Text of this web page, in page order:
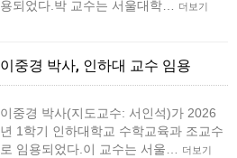
용되었다.박 교수는 서울대학…
더보기
이중경 박사, 인하대 교수 임용
이중경 박사(지도교수: 서인석)가 2026
년 1학기 인하대학교 수학교육과 조교수
로 임용되었다.이 교수는 서울…
더보기